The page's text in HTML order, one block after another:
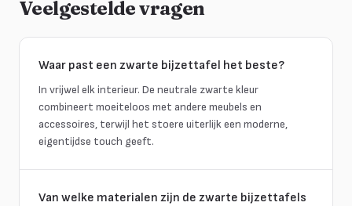
Veelgestelde vragen
Waar past een zwarte bijzettafel het beste?
In vrijwel elk interieur. De neutrale zwarte kleur
combineert moeiteloos met andere meubels en
accessoires, terwijl het stoere uiterlijk een moderne,
eigentijdse touch geeft.
Van welke materialen zijn de zwarte bijzettafels